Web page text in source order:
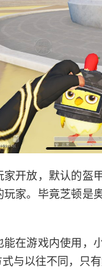
开放，默认的盔
家。毕竟芝顿是
在游戏内使用，
与以往不同，只